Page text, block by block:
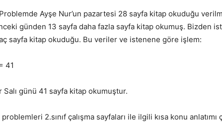
Ayşe Nur’un pazartesi 28 sayfa kitap okuduğu
günden 13 sayfa daha fazla sayfa kitap okumuş. Bizden
sayfa kitap okuduğu. Bu veriler ve istenene göre işlem:
41
Salı günü 41 sayfa kitap okumuştur.
2.sınıf çalışma sayfaları ile ilgili kısa konu anlatımı